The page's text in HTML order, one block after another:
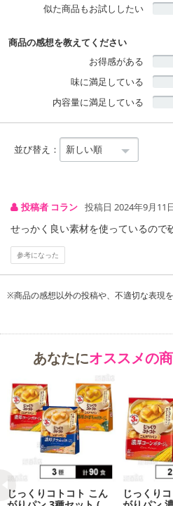
青さのり、調味料（アミノ酸等）、
・お召し上がり方：新鮮なイカと昆
香りいっぱいのふりかけです。 ごは
・その他商品仕様：※栄養成分表
9kcal たんぱく質 32.4g 脂質
相当量 6.8g（推定値）
・注意事項：商品到着後または開封
【賞味・消費期限のある商品について
商品到着時点でのお日持ち期間は、
のでご了承ください。
記載されている内容を必ずご確認い
※パッケージ変更や商品リニューア
参考の掲載画像や画像内のバーコー
る場合がございます。
また、[新たな加工食品の原料原産
了により、商品詳細内に記載の原産
合がございます。
あらかじめご了承いただいた上でお
によるお申込み後のキャンセル・返
【お支払いについて】
※送料はお試し費用に含まれておりま
似た商品もお試ししたい
商品の感想を教えてください
お得感がある
味に満足している
内容量に満足している
並び替え：
投稿者 コラン 投稿日 2024年9月11
せっかく良い素材を使っているので
参考になった
※商品の感想以外の投稿や、不適切な表現
あなたにオススメの
じっくりコトコト こん
じっくり